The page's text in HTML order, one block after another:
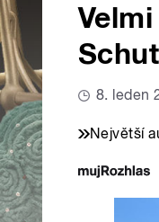
8. leden
Největší